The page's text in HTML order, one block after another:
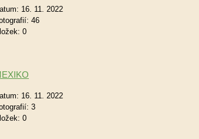
16. 11. 2022
46
0
16. 11. 2022
3
0